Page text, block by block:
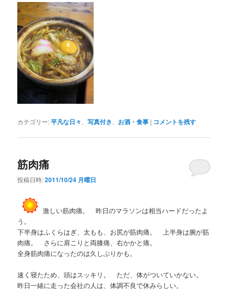
カテゴリー:平凡な日々、写真付き、 お酒・食事 | コメントを残す
筋肉痛
投稿日時:2011/10/24 月曜日
激しい筋肉痛。 昨日のマラソンは相当ハードだったよ
う。
下半身はふくらはぎ、太もも、お尻が筋肉痛。 上半身は腕が筋
肉痛。 さらに肩こりと両膝痛、右かかと痛。
全身筋肉痛になったのは久しぶりかも。
速く寝たため、頭はスッキリ。 ただ、体がついていかない。
昨日一緒に走った会社の人は、体調不良で休みらしい。